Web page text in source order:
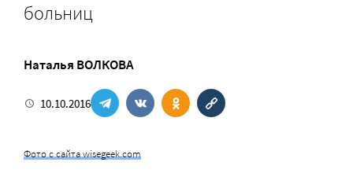
больниц
Наталья ВОЛКОВА
10.10.2016
Фото с сайта wisegeek.com